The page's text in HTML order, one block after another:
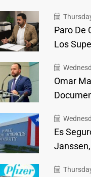
Paro De
Los
Omar
Es